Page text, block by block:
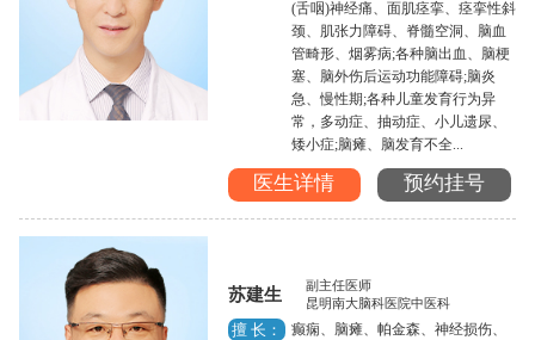
(舌咽)神经痛、面肌痉挛、痉挛性斜
颈、肌张力障碍、脊髓空洞、脑血
管畸形、烟雾病;各种脑出血、脑梗
塞、脑外伤后运动功能障碍;脑炎
急、慢性期;各种儿童发育行为异
常，多动症、抽动症、小儿遗尿、
矮小症;脑瘫、脑发育不全...
医生详情 预约挂号
苏建生
副主任医师
昆明南大脑科医院中医科
擅 长：
癫痫、脑瘫、帕金森、神经损伤、